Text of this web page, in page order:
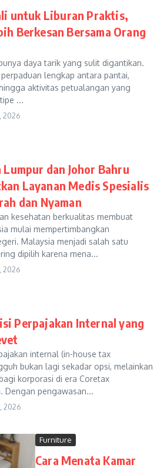
untuk Liburan Praktis,
Berkesan Bersama Orang
daya tarik yang sulit digantikan.
lengkap antara pantai,
aktivitas petualangan yang
...
2026
dan Johor Bahru
Layanan Medis Spesialis
dan Nyaman
kesehatan berkualitas membuat
mulai mempertimbangkan
Malaysia menjadi salah satu
dipilih karena mena...
2026
Perpajakan Internal yang
internal (in-house tax
bukan lagi sekadar opsi, melainkan
korporasi di era Coretax
Dengan pengawasan...
2026
Furniture
Cara Menata Kamar